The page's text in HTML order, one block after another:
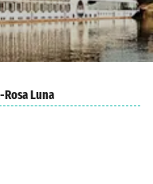
Rosa Luna